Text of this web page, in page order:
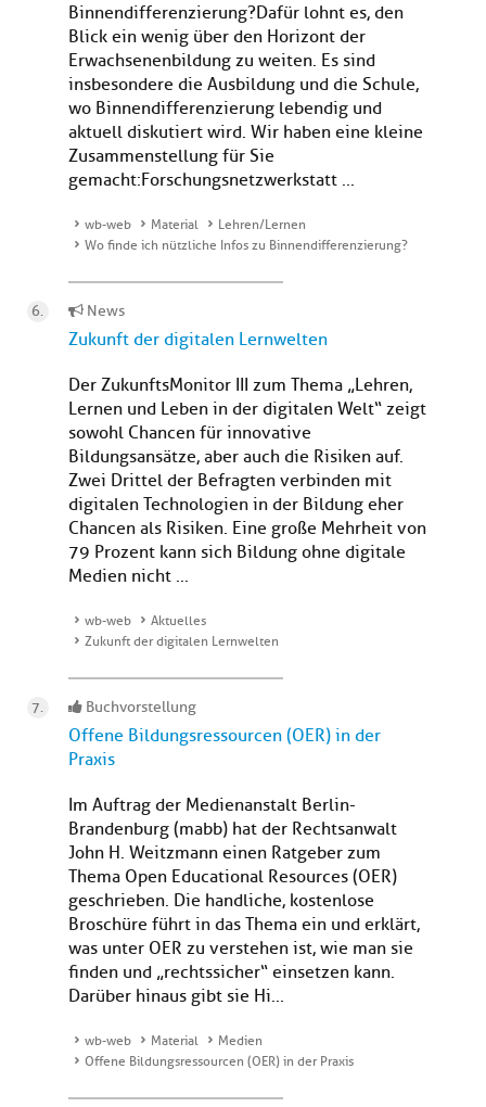
Binnendifferenzierung?Dafür lohnt es, den
Blick ein wenig über den Horizont der
Erwachsenenbildung zu weiten. Es sind
insbesondere die Ausbildung und die Schule,
wo Binnendifferenzierung lebendig und
aktuell diskutiert wird. Wir haben eine kleine
Zusammenstellung für Sie
gemacht:Forschungsnetzwerkstatt ...
wb-web Material
Lehren/Lernen
Wo finde ich nützliche Infos zu Binnendifferenzierung?
News
Zukunft der digitalen Lernwelten
Der ZukunftsMonitor III zum Thema „Lehren,
Lernen und Leben in der digitalen Welt“ zeigt
sowohl Chancen für innovative
Bildungsansätze, aber auch die Risiken auf.
Zwei Drittel der Befragten verbinden mit
digitalen Technologien in der Bildung eher
Chancen als Risiken. Eine große Mehrheit von
79 Prozent kann sich Bildung ohne digitale
Medien nicht ...
wb-web
Aktuelles
Zukunft der digitalen Lernwelten
Buchvorstellung
Offene Bildungsressourcen (OER) in der
Praxis
Im Auftrag der Medienanstalt Berlin-
Brandenburg (mabb) hat der Rechtsanwalt
John H. Weitzmann einen Ratgeber zum
Thema Open Educational Resources (OER)
geschrieben. Die handliche, kostenlose
Broschüre führt in das Thema ein und erklärt,
was unter OER zu verstehen ist, wie man sie
finden und „rechtssicher“ einsetzen kann.
Darüber hinaus gibt sie Hi...
wb-web Material
Medien
Offene Bildungsressourcen (OER) in der Praxis